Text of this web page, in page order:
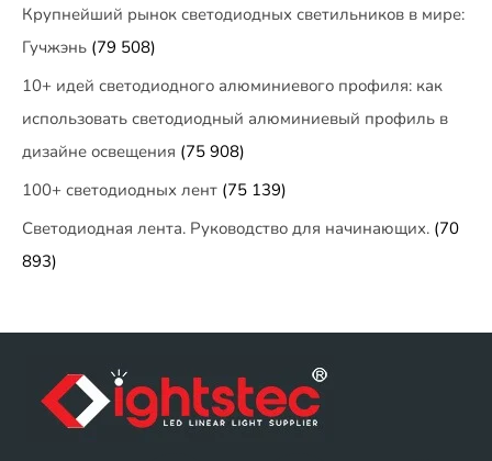
Крупнейший рынок светодиодных светильников в мире:
Гучжэнь (79 508)
10+ идей светодиодного алюминиевого профиля: как
использовать светодиодный алюминиевый профиль в
дизайне освещения (75 908)
100+ светодиодных лент (75 139)
Светодиодная лента. Руководство для начинающих. (70
893)